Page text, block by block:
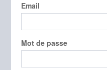
Email
Mot de passe